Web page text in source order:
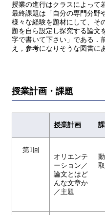
授業の進行はクラスによって
最終課題は「自分の専門分野
様々な経験を題材にして、そ
題を自ら設定し探究する論文
字で書いて下さい」である．
え，参考になりそうな図書に
授業計画・課題
授業計画
第1回
オリエンテ
ーション／
論文とはど
んな文章か
／主題